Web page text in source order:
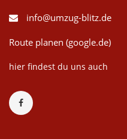
info@umzug-blitz.de
Route planen (google.de)
hier findest du uns auch